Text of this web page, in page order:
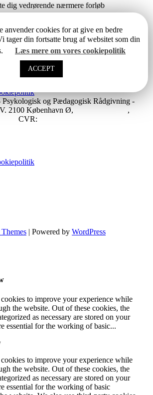
dig vedrørende nærmere forløb
og Pædagogisk Rådgivning -
2100 København Ø,31 66 46 61,
CVR:28533632
Psykologisk og Pædagogisk Rådgivning -
2100 København Ø,
,
CVR:
| Powered by WordPress
anvender cookies for at give en bedre
tager din fortsatte brug af websitet som din
Læs mere om vores cookiepolitik
ACCEPT
to improve your experience while
the website. Out of these cookies, the
as necessary are stored on your
essential for the working of basic...
to improve your experience while
the website. Out of these cookies, the
as necessary are stored on your
essential for the working of basic